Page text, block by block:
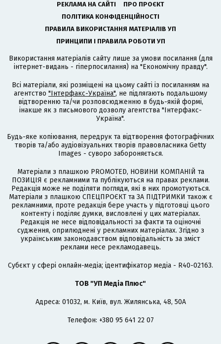
РЕКЛАМА НА САЙТІ
ПРО ПРОЄКТ
ПОЛІТИКА КОНФІДЕНЦІЙНОСТІ
ПРАВИЛА ВИКОРИСТАННЯ МАТЕРІАЛІВ УП
ПРИНЦИПИ І ПРАВИЛА РОБОТИ УП
Використання матеріалів сайту лише за умови посилання (для
інтернет-видань - гіперпосилання) на "Економічну правду".
Всі матеріали, які розміщені на цьому сайті із посиланням на
агентство "Інтерфакс-Україна", не підлягають подальшому
відтворенню та/чи розповсюдженню в будь-якій формі,
інакше як з письмового дозволу агентства "Інтерфакс-
Україна".
Будь-яке копіювання, передрук та відтворення фотографічних
творів та/або аудіовізуальних творів правовласника Getty
Images - суворо забороняється.
Матеріали з плашкою PROMOTED, НОВИНИ КОМПАНІЙ та
ПОЗИЦІЯ є рекламними та публікуються на правах реклами.
Редакція може не поділяти погляди, які в них промотуються.
Матеріали з плашкою СПЕЦПРОЄКТ та ЗА ПІДТРИМКИ також є
рекламними, проте редакція бере участь у підготовці цього
контенту і поділяє думки, висловлені у цих матеріалах.
Редакція не несе відповідальності за факти та оціночні
судження, оприлюднені у рекламних матеріалах. Згідно з
українським законодавством відповідальність за зміст
реклами несе рекламодавець.
Cубєкт у сфері онлайн-медіа; ідентифікатор медіа - R40-02163.
ТОВ "УП Медіа Плюс"
Адреса: 01032, м. Київ, вул. Жилянська, 48, 50А
Телефон: +380 95 641 22 07